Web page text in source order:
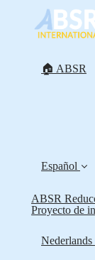
🏠 ABSR
Español
ABSR
Proyecto de
Nederlands